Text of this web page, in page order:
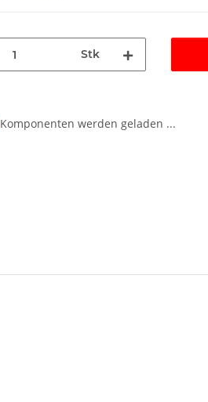
Stk
Komponenten werden geladen ...